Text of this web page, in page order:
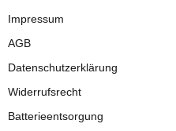
Impressum
AGB
Datenschutzerklärung
Widerrufsrecht
Batterieentsorgung